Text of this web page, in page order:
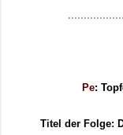
Pe:
Titel der Folge: